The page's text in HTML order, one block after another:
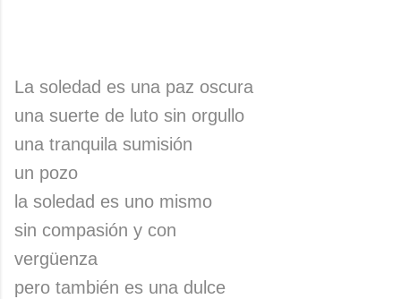
La soledad es una paz oscura
una suerte de luto sin orgullo
una tranquila sumisión
un pozo
la soledad es uno mismo
sin compasión y con
vergüenza
pero también es una dulce